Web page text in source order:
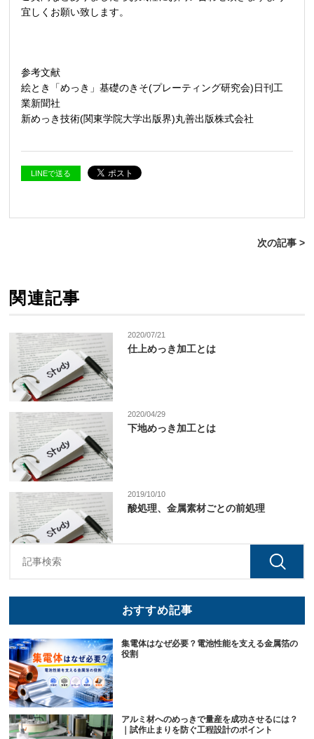
宜しくお願い致します。
参考文献
絵とき「めっき」基礎のきそ(プレーティング研究会)日刊工
業新聞社
新めっき技術(関東学院大学出版界)丸善出版株式会社
LINEで送る
次の記事 >
関連記事
2020/07/21
仕上めっき加工とは
2020/04/29
下地めっき加工とは
2019/10/10
酸処理、金属素材ごとの前処理
おすすめ記事
集電体はなぜ必要？電池性能を支える金属箔の
役割
アルミ材へのめっきで量産を成功させるには？
｜試作止まりを防ぐ工程設計のポイント